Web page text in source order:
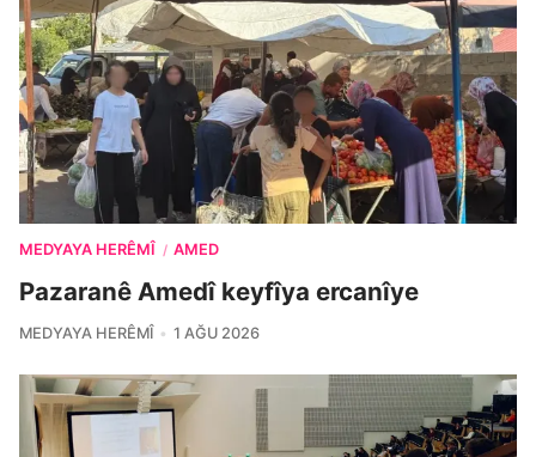
MEDYAYA HERÊMÎ / AMED
Pazaranê Amedî keyfîya ercanîye
MEDYAYA HERÊMÎ 1 AĞU 2026